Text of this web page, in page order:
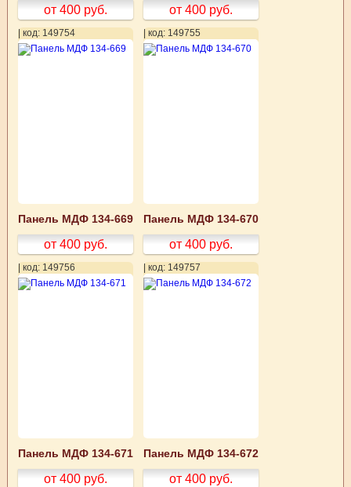
от 400 руб. от 400 руб.
| код: 149754
Панель МДФ 134-669
от 400 руб.
| код: 149755
Панель МДФ 134-670
от 400 руб.
| код: 149756
Панель МДФ 134-671
от 400 руб.
| код: 149757
Панель МДФ 134-672
от 400 руб.